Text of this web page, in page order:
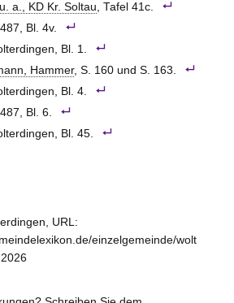
a., KD Kr. Soltau, Tafel 41c.
487, Bl. 4v.
Bl. 1.
Hammer, S. 160 und S. 163.
Bl. 4.
487, Bl. 6.
Bl. 45.
URL:
einzelgemeinde/wolt